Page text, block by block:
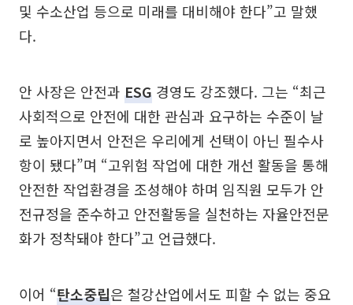
및 수소산업 등으로 미래를 대비해야 한다”고 말했
다.
안 사장은 안전과 ESG 경영도 강조했다. 그는 “최근
사회적으로 안전에 대한 관심과 요구하는 수준이 날
로 높아지면서 안전은 우리에게 선택이 아닌 필수사
항이 됐다”며 “고위험 작업에 대한 개선 활동을 통해
안전한 작업환경을 조성해야 하며 임직원 모두가 안
전규정을 준수하고 안전활동을 실천하는 자율안전문
화가 정착돼야 한다”고 언급했다.
이어 “탄소중립은 철강산업에서도 피할 수 없는 중요